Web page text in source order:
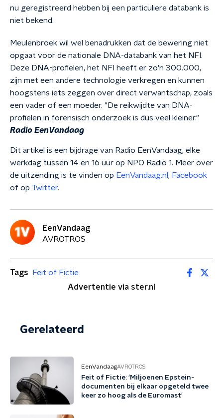
nu geregistreerd hebben bij een particuliere databank is
niet bekend.
Meulenbroek wil wel benadrukken dat de bewering niet
opgaat voor de nationale DNA-databank van het NFI.
Deze DNA-profielen, het NFI heeft er zo'n 300.000,
zijn met een andere technologie verkregen en kunnen
hoogstens iets zeggen over direct verwantschap, zoals
een vader of een moeder. "De reikwijdte van DNA-
profielen in forensisch onderzoek is dus veel kleiner."
Radio EenVandaag
Dit artikel is een bijdrage van Radio EenVandaag, elke
werkdag tussen 14 en 16 uur op NPO Radio 1. Meer over
de uitzending is te vinden op EenVandaag.nl , Facebook
of op Twitter.
EenVandaag
AVROTROS
Tags
Feit of Fictie
Advertentie via ster.nl
Gerelateerd
EenVandaagAVROTROS
Feit of Fictie: 'Miljoenen Epstein-
documenten bij elkaar opgeteld twee
keer zo hoog als de Euromast'